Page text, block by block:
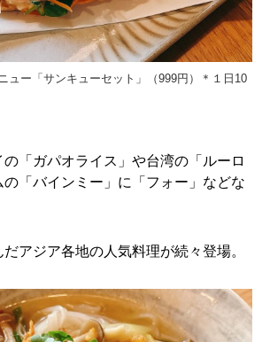
ュー「サンキューセット」（999円）＊１日10
「ガパオライス」や台湾の「ルーロ
「バインミー」に「フォー」などな
アジア各地の人気料理が続々登場。